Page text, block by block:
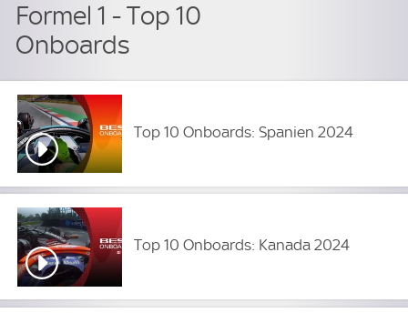
Formel 1 - Top 10
Onboards
Top 10 Onboards: Spanien 2024
Top 10 Onboards: Kanada 2024